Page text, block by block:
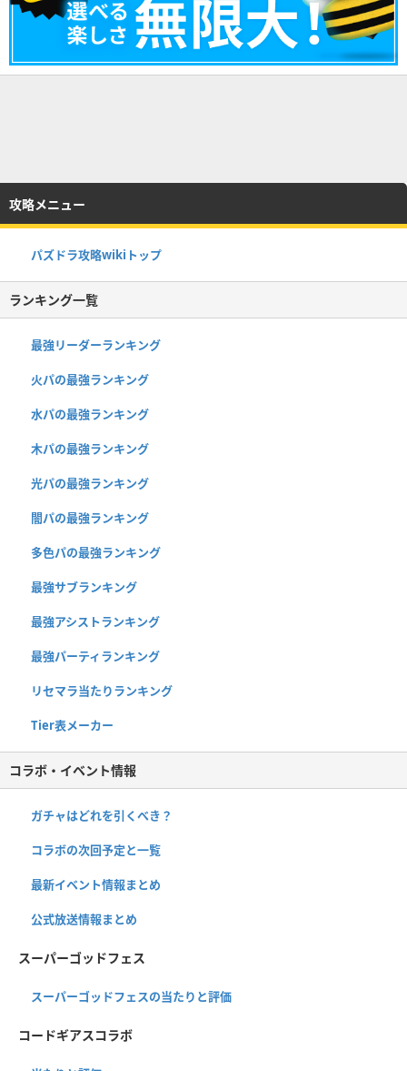
攻略メニュー
パズドラ攻略wikiトップ
ランキング一覧
最強リーダーランキング
火パの最強ランキング
水パの最強ランキング
木パの最強ランキング
光パの最強ランキング
闇パの最強ランキング
多色パの最強ランキング
最強サブランキング
最強アシストランキング
最強パーティランキング
リセマラ当たりランキング
Tier表メーカー
コラボ・イベント情報
ガチャはどれを引くべき？
コラボの次回予定と一覧
最新イベント情報まとめ
公式放送情報まとめ
スーパーゴッドフェス
スーパーゴッドフェスの当たりと評価
コードギアスコラボ